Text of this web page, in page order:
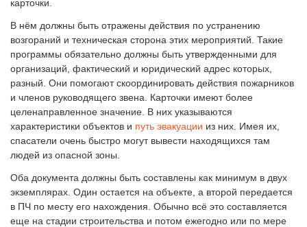
карточки.
В нём должны быть отражены действия по устранению
возгораний и техническая сторона этих мероприятий. Такие
программы обязательно должны быть утвержденными для
организаций, фактический и юридический адрес которых,
разный. Они помогают скоординировать действия пожарников
и членов руководящего звена. Карточки имеют более
целенаправленное значение. В них указываются
характеристики объектов и путь эвакуации из них. Имея их,
спасатели очень быстро могут вывести находящихся там
людей из опасной зоны.
Оба документа должны быть составлены как минимум в двух
экземплярах. Один остается на объекте, а второй передается
в ПЧ по месту его нахождения. Обычно всё это составляется
еще на стадии строительства и потом ежегодно или по мере